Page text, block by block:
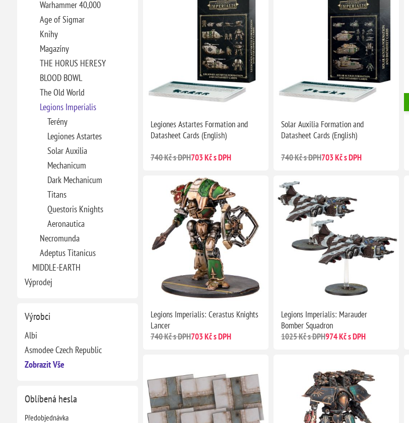
Warhammer 40,000
Age of Sigmar
Knihy
Magazíny
THE HORUS HERESY
BLOOD BOWL
The Old World
Legions Imperialis
Terény
Legiones Astartes
Solar Auxilia
Mechanicum
Dark Mechanicum
Titans
Questoris Knights
Aeronautica
Necromunda
Adeptus Titanicus
MIDDLE-EARTH
Výprodej
Výrobci
Albi
Asmodee Czech Republic
Zobrazit Vše
Oblíbená hesla
Předobjednávka
Legiones Astartes Formation and
Datasheet Cards (English)
740 Kč s DPH703 Kč s DPH
Solar Auxilia Formation and
Datasheet Cards (English)
740 Kč s DPH703 Kč s DPH
Legions Imperialis: Cerastus Knights
Lancer
740 Kč s DPH703 Kč s DPH
Legions Imperialis: Marauder
Bomber Squadron
1025 Kč s DPH974 Kč s DPH